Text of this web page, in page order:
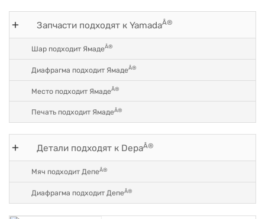
Запчасти подходят к YamadaÂ®
Шар подходит ЯмадеÂ®
Диафрагма подходит ЯмадеÂ®
Место подходит ЯмадеÂ®
Печать подходит ЯмадеÂ®
Детали подходят к DepaÂ®
Мяч подходит ДепеÂ®
Диафрагма подходит ДепеÂ®